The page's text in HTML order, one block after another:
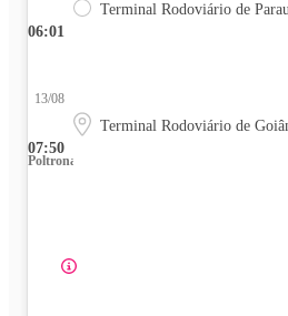
06:01
Terminal Rodoviário de
07:50
13/08
Terminal Rodoviário de
Poltrona